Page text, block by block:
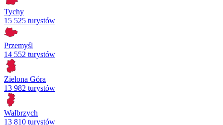
Tychy
15 525 turystów
Przemyśl
14 552 turystów
Zielona Góra
13 982 turystów
Wałbrzych
13 810 turystów